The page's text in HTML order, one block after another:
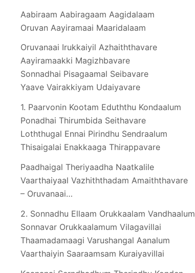
Aabiraam Aabiragaam Aagidalaam
Oruvan Aayiramaai Maaridalaam
Oruvanaai Irukkaiyil Azhaiththavare
Aayiramaakki Magizhbavare
Sonnadhai Pisagaamal Seibavare
Yaave Vairakkiyam Udaiyavare
1. Paarvonin Kootam Eduththu Kondaalum
Ponadhai Thirumbida Seithavare
Loththugal Ennai Pirindhu Sendraalum
Thisaigalai Enakkaaga Thirappavare
Paadhaigal Theriyaadha Naatkalile
Vaarthaiyaal Vazhiththadam Amaiththavare
– Oruvanaai…
2. Sonnadhu Ellaam Orukkaalam Vandhaalum
Sonnavar Orukkaalamum Vilagavillai
Thaamadamaagi Varushangal Aanalum
Vaarthaiyin Saaraamsam Kuraiyavillai